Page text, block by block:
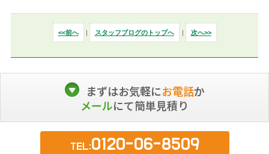
<<前へ | スタッフブログのトップへ | 次へ>>
まずはお気軽にお電話か
メールにて簡単見積り
TEL:0120-06-8509